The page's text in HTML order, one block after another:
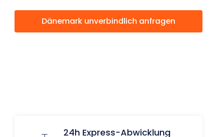
Dänemark unverbindlich anfragen
24h Express-Abwicklung